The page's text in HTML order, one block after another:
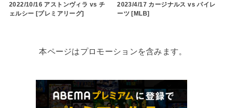
2022/10/16 アストンヴィラ vs チ
ェルシー [プレミアリーグ]
2023/4/17 カージナルス vs パイレ
ーツ [MLB]
本ページはプロモーションを含みます。